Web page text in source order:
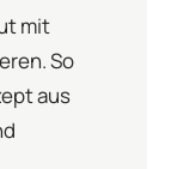
mit
So
aus